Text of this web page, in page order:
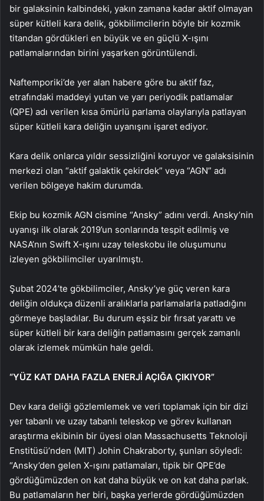
bir galaksinin kalbindeki, yakın zamana kadar aktif olmayan
süper kütleli kara delik, gökbilimcilerin böyle bir kozmik
titandan gördükleri en büyük ve en güçlü X-ışını
patlamalarından birini yaşarken görüntülendi.
Naftemporiki’de yer alan habere göre bu aktif faz,
etrafındaki maddeyi yutan ve yarı periyodik patlamalar
(QPE) adı verilen kısa ömürlü parlama olaylarıyla patlayan
süper kütleli kara deliğin uyanışını işaret ediyor.
Kara delik onlarca yıldır sessizliğini koruyor ve galaksisinin
merkezi olan “aktif galaktik çekirdek” veya “AGN” adı
verilen bölgeye hakim durumda.
Ekip bu kozmik AGN cismine “Ansky” adını verdi. Ansky’nin
uyanışı ilk olarak 2019’un sonlarında tespit edilmiş ve
NASA’nın Swift X-ışını uzay teleskobu ile oluşumunu
izleyen gökbilimciler uyarılmıştı.
Şubat 2024’te gökbilimciler, Ansky’ye güç veren kara
deliğin oldukça düzenli aralıklarla parlamalarla patladığını
görmeye başladılar. Bu durum eşsiz bir fırsat yarattı ve
süper kütleli bir kara deliğin patlamasını gerçek zamanlı
olarak izlemek mümkün hale geldi.
“YÜZ KAT DAHA FAZLA ENERJİ AÇIĞA ÇIKIYOR”
Dev kara deliği gözlemlemek ve veri toplamak için bir dizi
yer tabanlı ve uzay tabanlı teleskop ve görev kullanan
araştırma ekibinin bir üyesi olan Massachusetts Teknoloji
Enstitüsü’nden (MIT) Johin Chakraborty, şunları söyledi:
“Ansky’den gelen X-ışını patlamaları, tipik bir QPE’de
gördüğümüzden on kat daha büyük ve on kat daha parlak.
Bu patlamaların her biri, başka yerlerde gördüğümüzden